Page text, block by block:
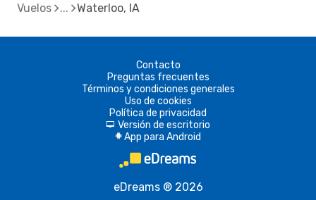
Vuelos Waterloo, IA
Contacto
Preguntas frecuentes
Términos y condiciones generales
Uso de cookies
Política de privacidad
d Versión de escritorio
A App para Android
eDreams ® 2026